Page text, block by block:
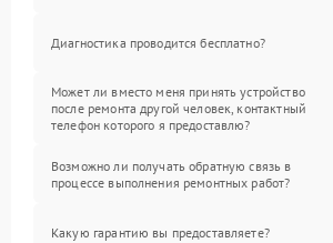
Диагностика проводится бесплатно?
Может ли вместо меня принять устройство
после ремонта другой человек, контактный
телефон которого я предоставлю?
Возможно ли получать обратную связь в
процессе выполнения ремонтных работ?
Какую гарантию вы предоставляете?